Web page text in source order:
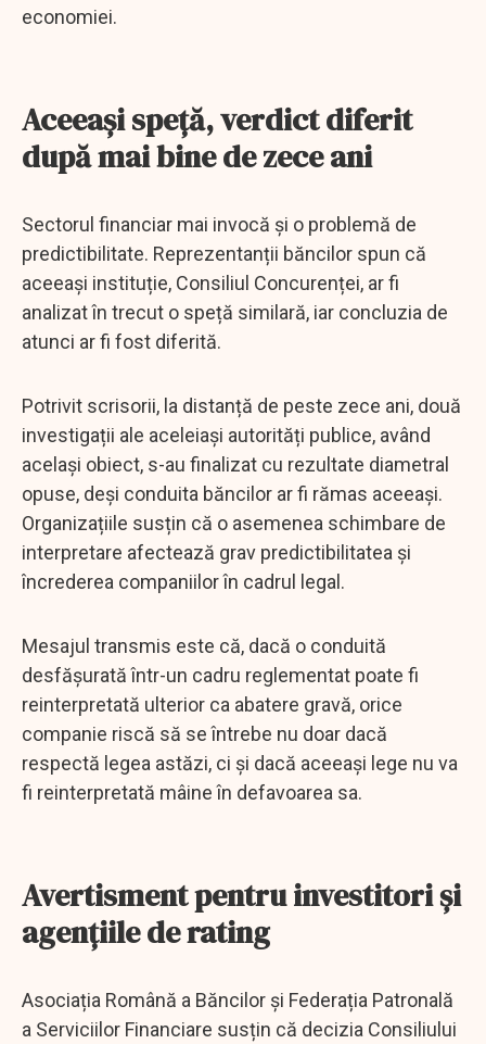
economiei.
Aceeași speță, verdict diferit
după mai bine de zece ani
Sectorul financiar mai invocă și o problemă de
predictibilitate. Reprezentanții băncilor spun că
aceeași instituție, Consiliul Concurenței, ar fi
analizat în trecut o speță similară, iar concluzia de
atunci ar fi fost diferită.
Potrivit scrisorii, la distanță de peste zece ani, două
investigații ale aceleiași autorități publice, având
același obiect, s-au finalizat cu rezultate diametral
opuse, deși conduita băncilor ar fi rămas aceeași.
Organizațiile susțin că o asemenea schimbare de
interpretare afectează grav predictibilitatea și
încrederea companiilor în cadrul legal.
Mesajul transmis este că, dacă o conduită
desfășurată într-un cadru reglementat poate fi
reinterpretată ulterior ca abatere gravă, orice
companie riscă să se întrebe nu doar dacă
respectă legea astăzi, ci și dacă aceeași lege nu va
fi reinterpretată mâine în defavoarea sa.
Avertisment pentru investitori și
agențiile de rating
Asociația Română a Băncilor și Federația Patronală
a Serviciilor Financiare susțin că decizia Consiliului